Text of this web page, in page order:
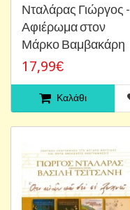
Νταλάρας Γιώργος -
Αφιέρωμα στον
Μάρκο Βαμβακάρη
17,99€
Καλάθι